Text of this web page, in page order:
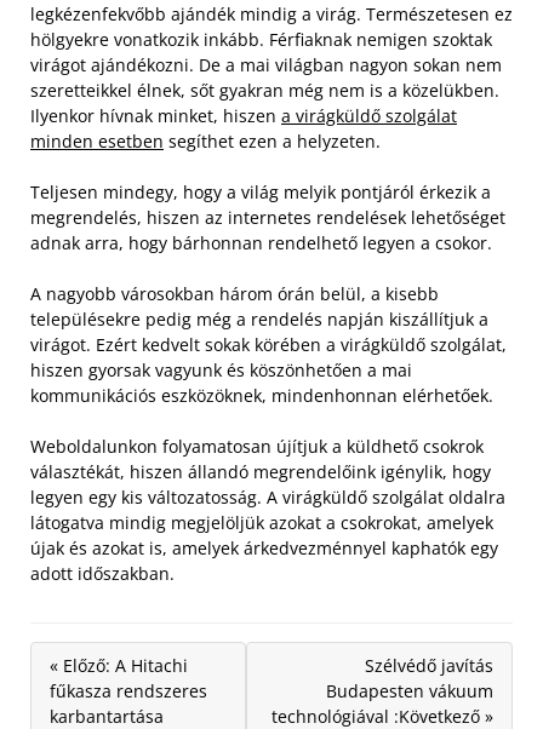
legkézenfekvőbb ajándék mindig a virág. Természetesen ez
hölgyekre vonatkozik inkább. Férfiaknak nemigen szoktak
virágot ajándékozni. De a mai világban nagyon sokan nem
szeretteikkel élnek, sőt gyakran még nem is a közelükben.
Ilyenkor hívnak minket, hiszen a virágküldő szolgálat
minden esetben segíthet ezen a helyzeten.
Teljesen mindegy, hogy a világ melyik pontjáról érkezik a
megrendelés, hiszen az internetes rendelések lehetőséget
adnak arra, hogy bárhonnan rendelhető legyen a csokor.
A nagyobb városokban három órán belül, a kisebb
településekre pedig még a rendelés napján kiszállítjuk a
virágot. Ezért kedvelt sokak körében a virágküldő szolgálat,
hiszen gyorsak vagyunk és köszönhetően a mai
kommunikációs eszközöknek, mindenhonnan elérhetőek.
Weboldalunkon folyamatosan újítjuk a küldhető csokrok
választékát, hiszen állandó megrendelőink igénylik, hogy
legyen egy kis változatosság. A virágküldő szolgálat oldalra
látogatva mindig megjelöljük azokat a csokrokat, amelyek
újak és azokat is, amelyek árkedvezménnyel kaphatók egy
adott időszakban.
« Előző: A Hitachi
fűkasza rendszeres
karbantartása
Szélvédő javítás
Budapesten vákuum
technológiával :Következő »